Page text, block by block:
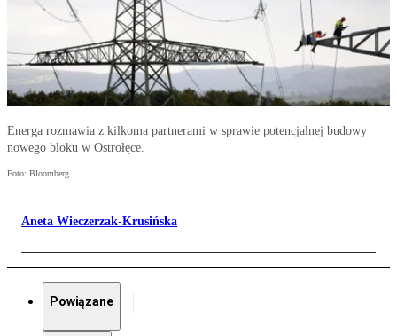
Energa rozmawia z kilkoma partnerami w sprawie potencjalnej budowy
nowego bloku w Ostrołęce.
Foto: Bloomberg
Aneta Wieczerzak-Krusińska
Powiązane